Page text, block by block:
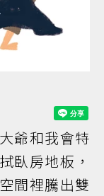
爺和我會特
臥房地板，
間裡騰出雙